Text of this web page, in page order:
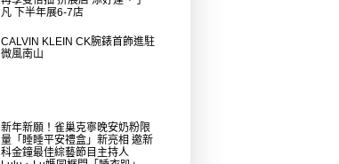
凡 下半年展6-7店
CALVIN KLEIN CK腕錶首飾進駐
微風南山
新年新願！雀巢克寧晚安奶粉限
量「睡睡平安禮盒」新亮相 邀新
科金鐘最佳綜藝節目主持人